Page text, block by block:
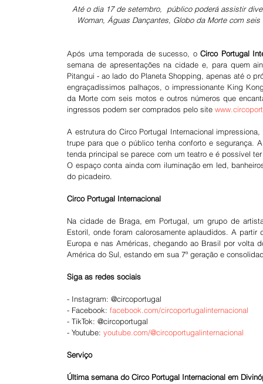
Até o dia 17 de setembro,  público poderá assistir
Woman, Águas Dançantes, Globo da Morte com
Após uma temporada de sucesso, o Circo Portugal
semana de apresentações na cidade e, para quem
Pitangui - ao lado do Planeta Shopping, apenas até o
engraçadíssimos palhaços, o impressionante King
da Morte com seis motos e outros números que
ingressos podem ser comprados pelo site
A estrutura do Circo Portugal Internacional
trupe para que o público tenha conforto e segurança.
tenda principal se parece com um teatro e é possível
O espaço conta ainda com iluminação em led,
do picadeiro.
Circo Portugal Internacional
Na cidade de Braga, em Portugal, um grupo de
Estoril, onde foram calorosamente aplaudidos. A
Europa e nas Américas, chegando ao Brasil por volta
América do Sul, estando em sua 7ª geração e
Siga as redes sociais
- Instagram: @circoportugal
- Facebook: facebook.com/circoportugalinternacional
- TikTok: @circoportugal
- Youtube: youtube.com/@circoportugalinternacional
Serviço
Última semana do Circo Portugal Internacional em